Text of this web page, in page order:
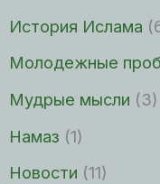
История Ислама
Молодежные
Мудрые мысли (3)
Намаз (1)
Новости (11)